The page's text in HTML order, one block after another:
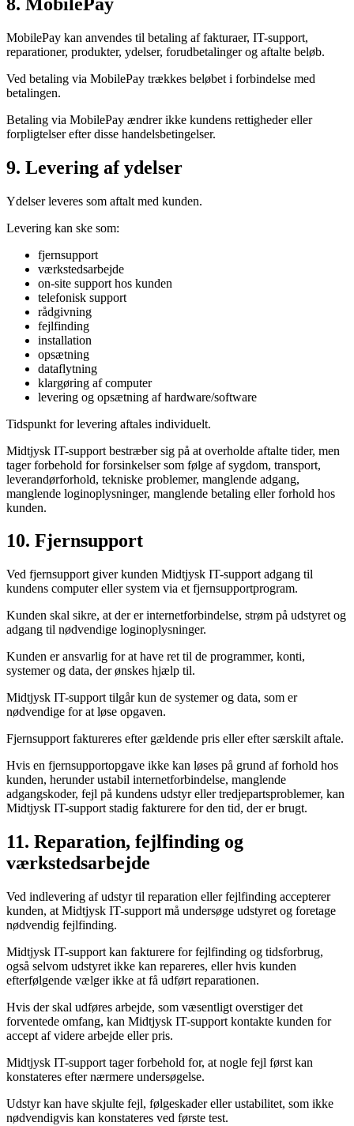
MobilePay kan anvendes til betaling af fakturaer, IT-support,
reparationer, produkter, ydelser, forudbetalinger og aftalte beløb.
Ved betaling via MobilePay trækkes beløbet i forbindelse med
betalingen.
Betaling via MobilePay ændrer ikke kundens rettigheder eller
forpligtelser efter disse handelsbetingelser.
9. Levering af ydelser
Ydelser leveres som aftalt med kunden.
Levering kan ske som:
fjernsupport
værkstedsarbejde
on-site support hos kunden
telefonisk support
rådgivning
fejlfinding
installation
opsætning
dataflytning
klargøring af computer
levering og opsætning af hardware/software
Tidspunkt for levering aftales individuelt.
Midtjysk IT-support bestræber sig på at overholde aftalte tider, men
tager forbehold for forsinkelser som følge af sygdom, transport,
leverandørforhold, tekniske problemer, manglende adgang,
manglende loginoplysninger, manglende betaling eller forhold hos
kunden.
10. Fjernsupport
Ved fjernsupport giver kunden Midtjysk IT-support adgang til
kundens computer eller system via et fjernsupportprogram.
Kunden skal sikre, at der er internetforbindelse, strøm på udstyret og
adgang til nødvendige loginoplysninger.
Kunden er ansvarlig for at have ret til de programmer, konti,
systemer og data, der ønskes hjælp til.
Midtjysk IT-support tilgår kun de systemer og data, som er
nødvendige for at løse opgaven.
Fjernsupport faktureres efter gældende pris eller efter særskilt aftale.
Hvis en fjernsupportopgave ikke kan løses på grund af forhold hos
kunden, herunder ustabil internetforbindelse, manglende
adgangskoder, fejl på kundens udstyr eller tredjepartsproblemer, kan
Midtjysk IT-support stadig fakturere for den tid, der er brugt.
11. Reparation, fejlfinding og
værkstedsarbejde
Ved indlevering af udstyr til reparation eller fejlfinding accepterer
kunden, at Midtjysk IT-support må undersøge udstyret og foretage
nødvendig fejlfinding.
Midtjysk IT-support kan fakturere for fejlfinding og tidsforbrug,
også selvom udstyret ikke kan repareres, eller hvis kunden
efterfølgende vælger ikke at få udført reparationen.
Hvis der skal udføres arbejde, som væsentligt overstiger det
forventede omfang, kan Midtjysk IT-support kontakte kunden for
accept af videre arbejde eller pris.
Midtjysk IT-support tager forbehold for, at nogle fejl først kan
konstateres efter nærmere undersøgelse.
Udstyr kan have skjulte fejl, følgeskader eller ustabilitet, som ikke
nødvendigvis kan konstateres ved første test.